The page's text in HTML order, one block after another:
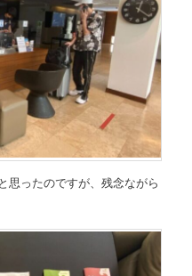
思ったのですが、残念ながら